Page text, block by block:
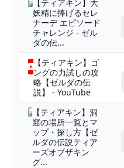
【ティアキン】大
妖精に捧げるセレ
ナーデ エピソード
チャレンジ - ゼル
ダの伝...
【ティアキン】ゴ
ングの力試しの攻
略【ゼルダの伝
説】 - YouTube
【ティアキン】洞
窟の場所一覧とマ
ップ・探し方【ゼ
ルダの伝説ティア
ーズオブザキン
グ...